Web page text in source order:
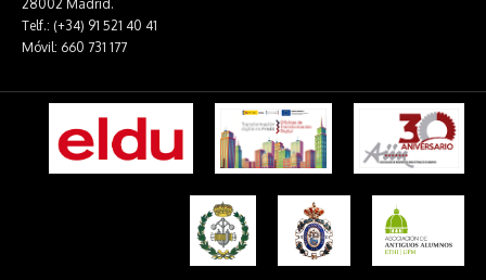
28002 Madrid.
Telf.: (+34) 91 521 40 41
Móvil: 660 731 177